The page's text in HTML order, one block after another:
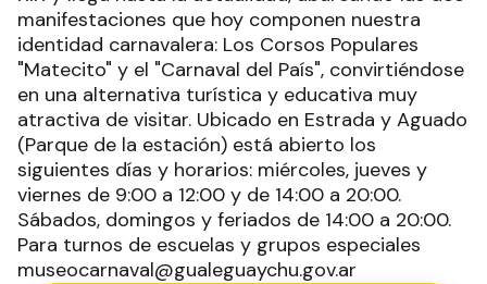
manifestaciones que hoy componen nuestra
identidad carnavalera: Los Corsos Populares
"Matecito" y el "Carnaval del País", convirtiéndose
en una alternativa turística y educativa muy
atractiva de visitar. Ubicado en Estrada y Aguado
(Parque de la estación) está abierto los
siguientes días y horarios: miércoles, jueves y
viernes de 9:00 a 12:00 y de 14:00 a 20:00.
Sábados, domingos y feriados de 14:00 a 20:00.
Para turnos de escuelas y grupos especiales
museocarnaval@gualeguaychu.gov.ar